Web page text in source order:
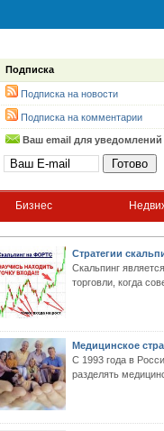
Подписка
Подписка на новости
Подписка на комментарии
Ваш email для уведомлений
Бизнес
Стратегии
Скальпинг
торговли, когда
Медицинское
С 1993 года в
разделять